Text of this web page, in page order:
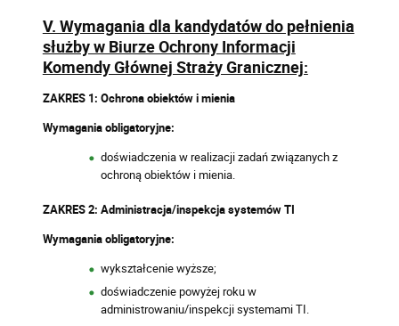
V. Wymagania dla kandydatów do pełnienia
służby w Biurze Ochrony Informacji
Komendy Głównej Straży Granicznej:
ZAKRES 1: Ochrona obiektów i mienia
Wymagania obligatoryjne:
doświadczenia w realizacji zadań związanych z
ochroną obiektów i mienia.
ZAKRES 2: Administracja/inspekcja systemów TI
Wymagania obligatoryjne:
wykształcenie wyższe;
doświadczenie powyżej roku w
administrowaniu/inspekcji systemami TI.